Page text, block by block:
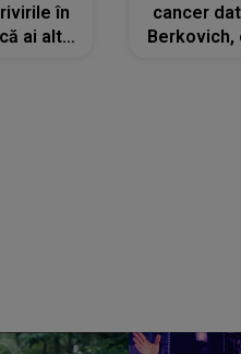
în
ai altă
cancer
Berkovich,